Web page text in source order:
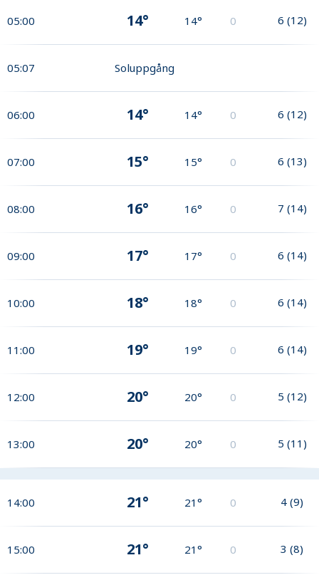
05:00 14° 14° 0 6 (12)
05:07 Soluppgång
06:00 14° 14° 0 6 (12)
07:00 15° 15° 0 6 (13)
08:00 16° 16° 0 7 (14)
09:00 17° 17° 0 6 (14)
10:00 18° 18° 0 6 (14)
11:00 19° 19° 0 6 (14)
12:00 20° 20° 0 5 (12)
13:00 20° 20° 0 5 (11)
14:00 21° 21° 0 4 (9)
15:00 21° 21° 0 3 (8)